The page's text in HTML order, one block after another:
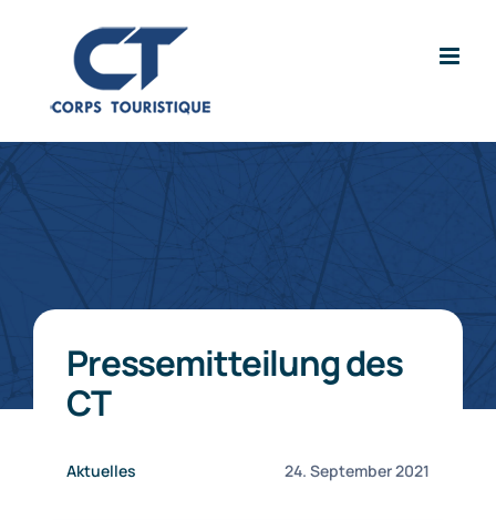
Pressemitteilung des
CT
Aktuelles 24. September 2021